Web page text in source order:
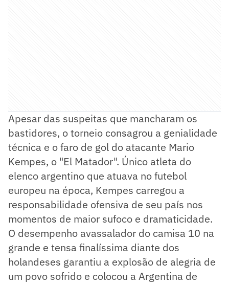
Apesar das suspeitas que mancharam os
bastidores, o torneio consagrou a genialidade
técnica e o faro de gol do atacante Mario
Kempes, o "El Matador". Único atleta do
elenco argentino que atuava no futebol
europeu na época, Kempes carregou a
responsabilidade ofensiva de seu país nos
momentos de maior sufoco e dramaticidade.
O desempenho avassalador do camisa 10 na
grande e tensa finalíssima diante dos
holandeses garantiu a explosão de alegria de
um povo sofrido e colocou a Argentina de